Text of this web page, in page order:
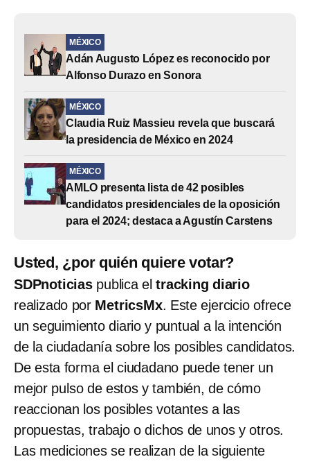
MÉXICO
Adán Augusto López es reconocido por
Alfonso Durazo en Sonora
MÉXICO
Claudia Ruiz Massieu revela que buscará
la presidencia de México en 2024
MÉXICO
AMLO presenta lista de 42 posibles
candidatos presidenciales de la oposición
para el 2024; destaca a Agustín Carstens
Usted, ¿por quién quiere votar?
SDPnoticias publica eltracking diario
realizado por MetricsMx. Este ejercicio ofrece
un seguimiento diario y puntual a la intención
de la ciudadanía sobre los posibles candidatos.
De esta forma el ciudadano puede tener un
mejor pulso de estos y también, de cómo
reaccionan los posibles votantes a las
propuestas, trabajo o dichos de unos y otros.
Las mediciones se realizan de la siguiente